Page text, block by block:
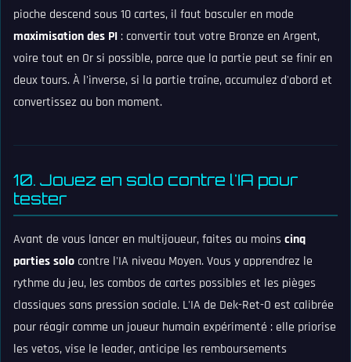
pioche descend sous 10 cartes, il faut basculer en mode
maximisation des PI : convertir tout votre Bronze en Argent,
voire tout en Or si possible, parce que la partie peut se finir en
deux tours. À l'inverse, si la partie traîne, accumulez d'abord et
convertissez au bon moment.
10. Jouez en solo contre l'IA pour
tester
Avant de vous lancer en multijoueur, faites au moins cinq
parties solo contre l'IA niveau Moyen. Vous y apprendrez le
rythme du jeu, les combos de cartes possibles et les pièges
classiques sans pression sociale. L'IA de Dek-Ret-O est calibrée
pour réagir comme un joueur humain expérimenté : elle priorise
les vetos, vise le leader, anticipe les remboursements